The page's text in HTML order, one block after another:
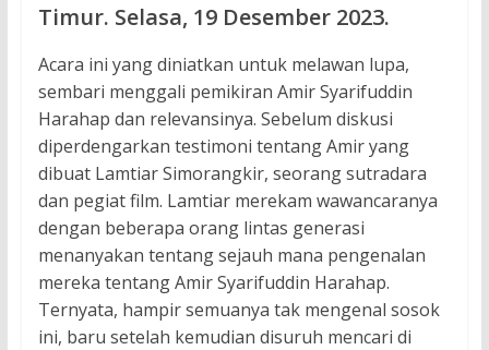
Timur. Selasa, 19 Desember 2023.
Acara ini yang diniatkan untuk melawan lupa,
sembari menggali pemikiran Amir Syarifuddin
Harahap dan relevansinya. Sebelum diskusi
diperdengarkan testimoni tentang Amir yang
dibuat Lamtiar Simorangkir, seorang sutradara
dan pegiat film. Lamtiar merekam wawancaranya
dengan beberapa orang lintas generasi
menanyakan tentang sejauh mana pengenalan
mereka tentang Amir Syarifuddin Harahap.
Ternyata, hampir semuanya tak mengenal sosok
ini, baru setelah kemudian disuruh mencari di